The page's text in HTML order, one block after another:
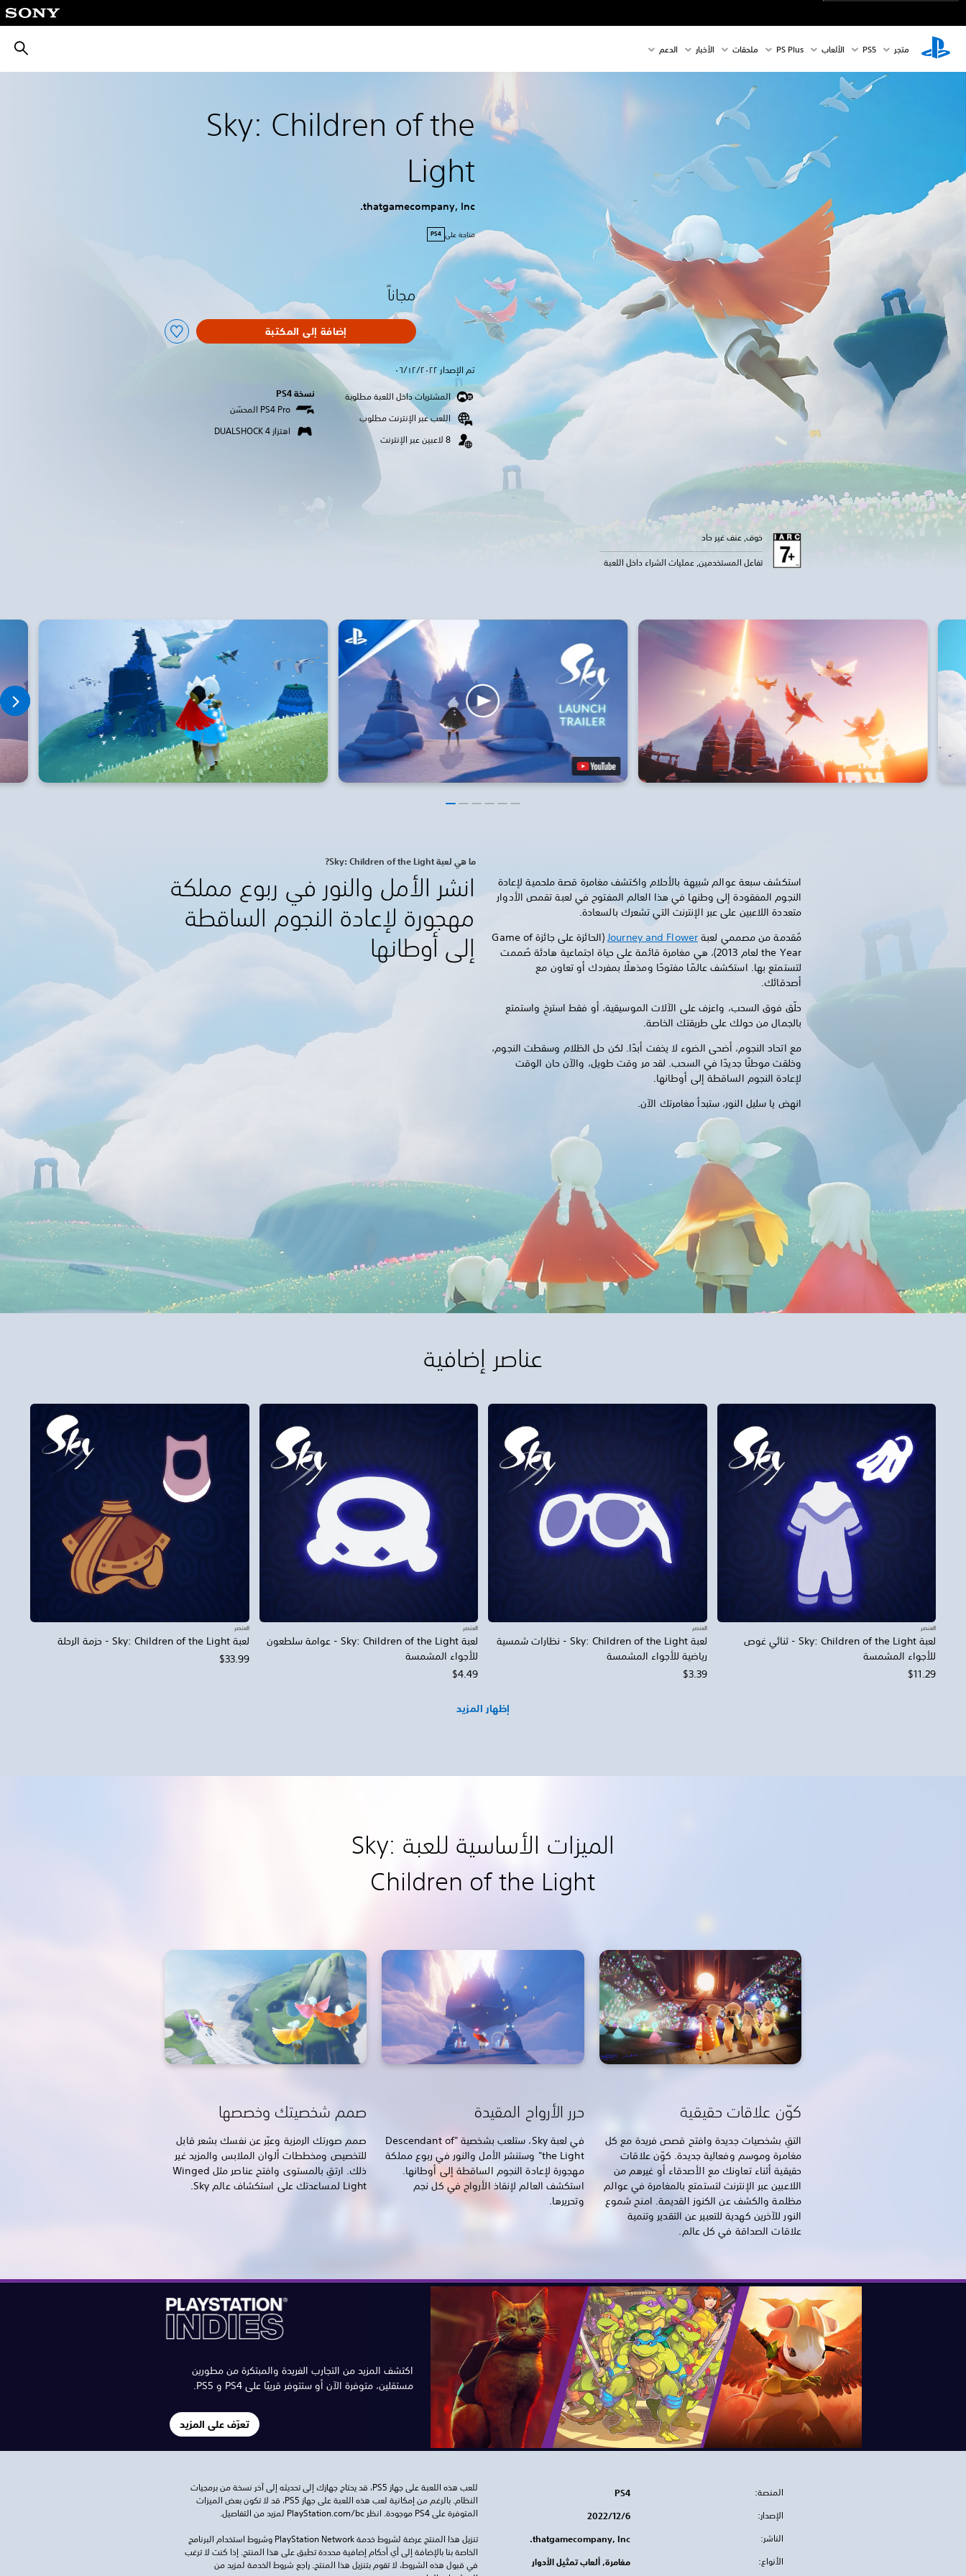
متجر PS5‏ الألعاب PS Plus ملحقات الأخبار الدعم
Sky: Children of the
Light
thatgamecompany, Inc.
متاحة على PS4
مجاناً
إضافة إلى المكتبة
تم الإصدار ٠٦/١٢/٢٠٢٢
المشتريات داخل اللعبة مطلوبة
اللعب عبر الإنترنت مطلوب
نسخة PS4‏
اهتزاز DUALSHOCK 4‏
خوف, عنف غير حاد
تفاعل المستخدمين, عمليات الشراء داخل اللعبة
ما هي لعبة Sky: Children of the Light?
انشر الأمل والنور في ربوع مملكة
مهجورة لإعادة النجوم الساقطة
إلى أوطانها
استكشف سبعة عوالم شبيهة بالأحلام واكتشف مغامرة قصة ملحمية لإعادة
النجوم المفقودة إلى وطنها في هذا العالم المفتوح في لعبة تقمص الأدوار
متعددة اللاعبين على عبر الإنترنت التي تشعرك بالسعادة.
مُقدمة من مصممي لعبة Journey and Flower
(الحائزة على جائزة Game of
the Year لعام 2013)، هي مغامرة قائمة على حياة اجتماعية هادئة صُممت
لتستمتع بها. استكشف عالمًا مفتوحًا ومذهلًا بمفردك أو تعاون مع
أصدقائك.
حلّق فوق السحب، واعزف على الآلات الموسيقية، أو فقط استرخِ واستمتع
بالجمال من حولك على طريقتك الخاصة.
مع اتحاد النجوم، أضحى الضوء لا يخفت أبدًا. لكن حل الظلام وسقطت النجوم،
وخلقت موطنًا جديدًا في السحب. لقد مر وقت طويل، والآن حان الوقت
لإعادة النجوم الساقطة إلى أوطانها.
انهض يا سليل النور، ستبدأ مغامرتك الآن.
عناصر إضافية
لعبة Sky: Children of the Light - ثنائي غوص
للأجواء المشمسة
العنصر
$11.29
لعبة Sky: Children of the Light - نظارات شمسية
رياضية للأجواء المشمسة
العنصر
$3.39
لعبة Sky: Children of the Light - عوامة سلطعون
للأجواء المشمسة
العنصر
$4.49
لعبة Sky: Children of the Light - حزمة الرحلة
العنصر
$33.99
إظهار المزيد
الميزات الأساسية للعبة Sky:
Children of the Light
صمم شخصيتك وخصصها
صمم صورتك الرمزية وعبّر عن نفسك بشعر قابل
للتخصيص ومخططات ألوان الملابس والمزيد غير
ذلك. ارتقِ بالمستوى وافتح عناصر مثل Winged
Light لمساعدتك على استكشاف عالم Sky.
حرر الأرواح المقيدة
في لعبة Sky، ستلعب بشخصية "Descendant of
the Light" وستنشر الأمل والنور في ربوع مملكة
مهجورة لإعادة النجوم الساقطة إلى أوطانها.
استكشف العالم لإنقاذ الأرواح في كل نجم
وتحريرها.
كوّن علاقات حقيقية
التقِ بشخصيات جديدة وافتح قصص فريدة مع كل
مغامرة وموسم وفعالية جديدة. كوّن علاقات
حقيقية أثناء تعاونك مع الأصدقاء أو غيرهم من
اللاعبين عبر الإنترنت لتستمتع بالمغامرة في عوالم
مظلمة والكشف عن الكنوز القديمة. امنح شموع
النور للآخرين كهدية للتعبير عن التقدير وتنمية
علاقات الصداقة في كل عالم.
اكتشف المزيد من التجارب الفريدة والمبتكرة من مطورين
مستقلين، متوفرة الآن أو ستتوفر قريبًا على PS4 و PS5.
تعرّف على المزيد
المنصة: PS4
الإصدار: 6‏/12‏/2022
الناشر: thatgamecompany, Inc.
الأنواع: مغامرة, ألعاب تمثيل الأدوار
للعب هذه اللعبة على جهاز PS5، قد يحتاج جهازك إلى تحديثه إلى آخر نسخة من برمجيات
النظام. بالرغم من إمكانية لعب هذه اللعبة على جهاز PS5، قد لا تكون بعض الميزات
المتوفرة على PS4 موجودة. انظر ‎PlayStation.com/bc لمزيد من التفاصيل.
الخاصة بنا بالإضافة إلى أي أحكام إضافية محددة تطبق على هذا المنتج. إذا كنت لا ترغب
في قبول هذه الشروط، لا تقوم بتنزيل هذا المنتج. راجع شروط الخدمة لمزيد من